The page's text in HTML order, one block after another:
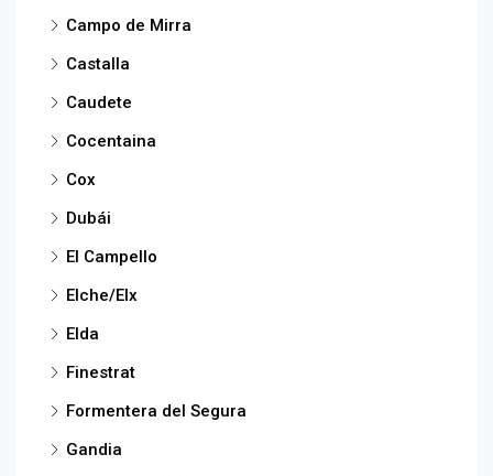
Campo de Mirra
Castalla
Caudete
Cocentaina
Cox
Dubái
El Campello
Elche/Elx
Elda
Finestrat
Formentera del Segura
Gandia